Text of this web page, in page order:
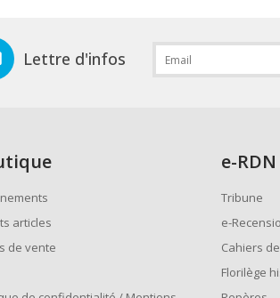
Lettre d'infos
articles
de vente
e-RDN
Tribune
e-
Cahiers
Florilège